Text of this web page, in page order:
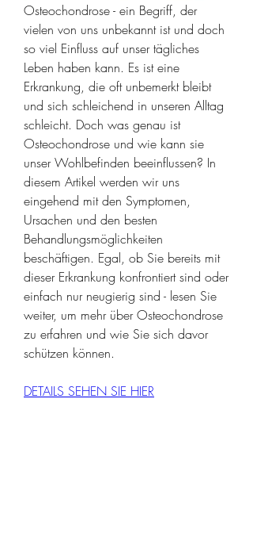
Osteochondrose - ein Begriff, der
vielen von uns unbekannt ist und doch
so viel Einfluss auf unser tägliches
Leben haben kann. Es ist eine
Erkrankung, die oft unbemerkt bleibt
und sich schleichend in unseren Alltag
schleicht. Doch was genau ist
Osteochondrose und wie kann sie
unser Wohlbefinden beeinflussen? In
diesem Artikel werden wir uns
eingehend mit den Symptomen,
Ursachen und den besten
Behandlungsmöglichkeiten
beschäftigen. Egal, ob Sie bereits mit
dieser Erkrankung konfrontiert sind oder
einfach nur neugierig sind - lesen Sie
weiter, um mehr über Osteochondrose
zu erfahren und wie Sie sich davor
schützen können.
DETAILS SEHEN SIE HIER